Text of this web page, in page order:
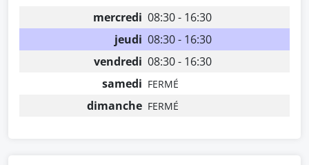
mercredi 08:30 - 16:30
jeudi 08:30 - 16:30
vendredi 08:30 - 16:30
samedi FERMÉ
dimanche FERMÉ